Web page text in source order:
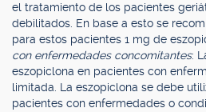
el tratamiento de los pacientes
debilitados. En base a esto se
para estos pacientes 1 mg de
con enfermedades concomitantes:
eszopiclona en pacientes con
limitada. La eszopiclona se debe
pacientes con enfermedades o